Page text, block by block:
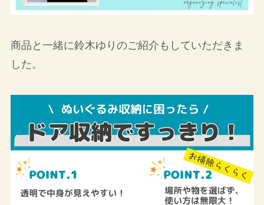
商品と一緒に鈴木ゆりのご紹介もしていただきま
した。